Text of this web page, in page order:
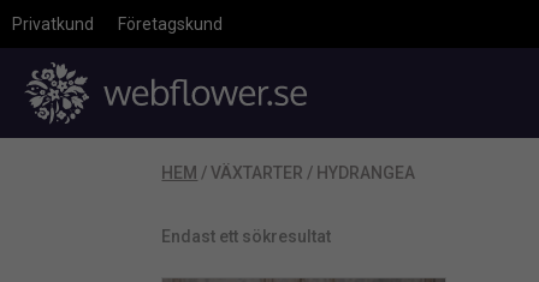
Privatkund Företagskund
HEM / VÄXTARTER / HYDRANGEA
Endast ett sökresultat